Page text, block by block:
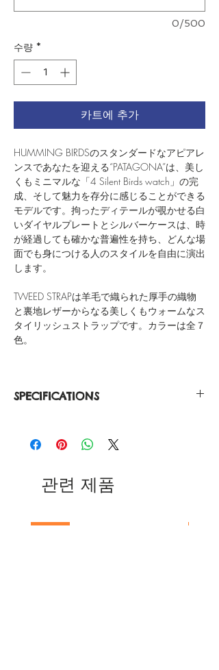
0/500
수량 *
카트에 추가
HUMMING BIRDSのスタンダードなアピアレ
ンスであなたを迎える“PATAGONA”は、美し
くもミニマルな「4 Silent Birds watch」の完
成、そして魅力を存分に感じることができる
モデルです。拘ったディテールが覗かせる白
いダイヤルプレートとシルバーケースは、時
が経過しても確かな普遍性を持ち、どんな場
面でも身につける人のスタイルを自由に演出
します。
TWEED STRAPは羊毛で織られた厚手の織物
と裏地レザーからなる美しくもウォームなス
タイリッシュストラップです。カラーは全７
色。
SPECIFICATIONS
Water Resistant 3ATM
Width 20mm
Case Thickness 7.5mm
The wrist circumference 160mm-
관련 제품